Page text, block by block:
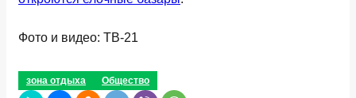
Фото и видео: ТВ-21
зона отдыха Общество